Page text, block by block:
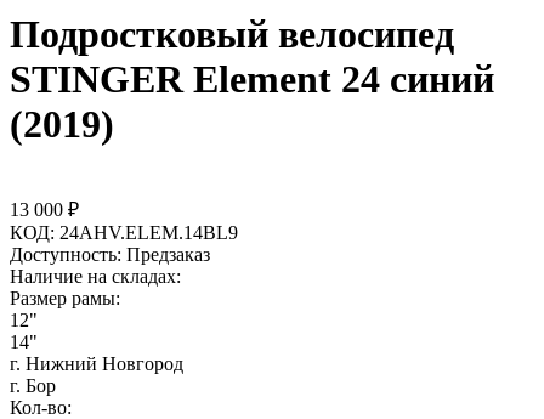
Подростковый велосипед
STINGER Element 24 синий
(2019)
13 000 ₽
КОД: 24AHV.ELEM.14BL9
Доступность: Предзаказ
Наличие на складах:
Размер рамы:
12"
14"
г. Нижний Новгород
г. Бор
Кол-во: